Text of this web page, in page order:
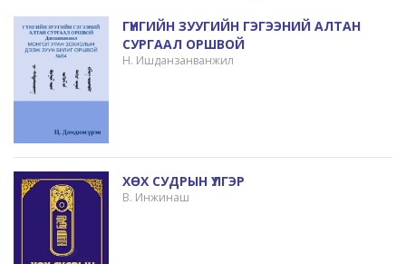
ГҮНГИЙН ЗУУГИЙН ГЭГЭЭНИЙ АЛТАН
СУРГААЛ ОРШВОЙ
Н. Ишданзанванжил
ХӨХ СУДРЫН ҮЛГЭР
В. Инжинаш